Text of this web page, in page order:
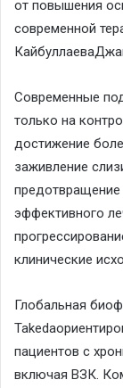
от повышения
современной
Кайбуллаева
Современные
только на
достижение
заживление
предотвращение
эффективного
клинические
Глобальная
Takeda
пациентов с
включая ВЗК.